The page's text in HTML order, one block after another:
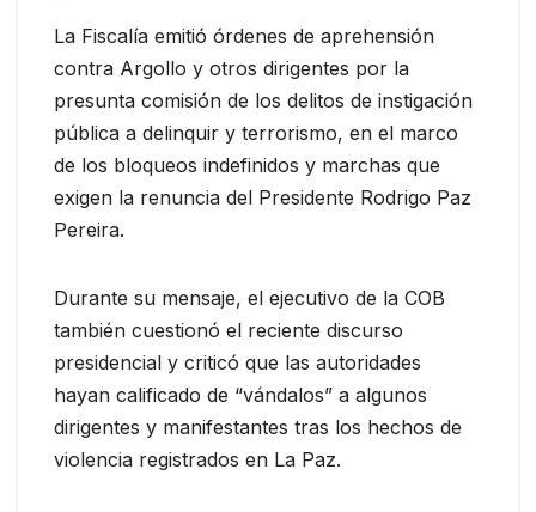
La Fiscalía emitió órdenes de aprehensión
contra Argollo y otros dirigentes por la
presunta comisión de los delitos de instigación
pública a delinquir y terrorismo, en el marco
de los bloqueos indefinidos y marchas que
exigen la renuncia del Presidente Rodrigo Paz
Pereira.
Durante su mensaje, el ejecutivo de la COB
también cuestionó el reciente discurso
presidencial y criticó que las autoridades
hayan calificado de “vándalos” a algunos
dirigentes y manifestantes tras los hechos de
violencia registrados en La Paz.